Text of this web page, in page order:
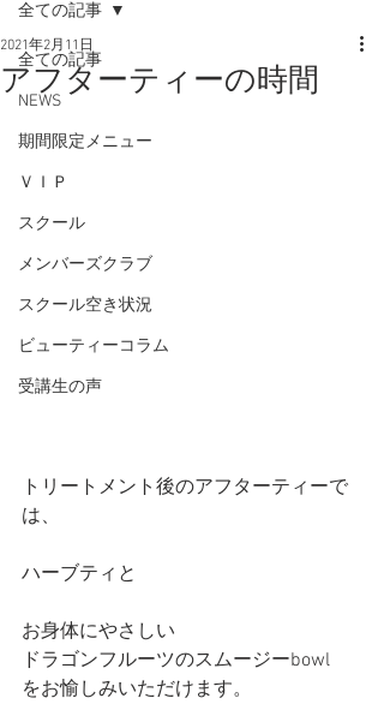
全ての記事
NEWS
期間限定メニュー
ＶＩＰ
スクール
メンバーズクラブ
スクール空き状況
ビューティーコラム
受講生の声
全ての記事
アフターティーの時間
2021年2月11日
トリートメント後のアフターティーで
は、
ハーブティと
お身体にやさしい
ドラゴンフルーツのスムージーbowl
をお愉しみいただけます。